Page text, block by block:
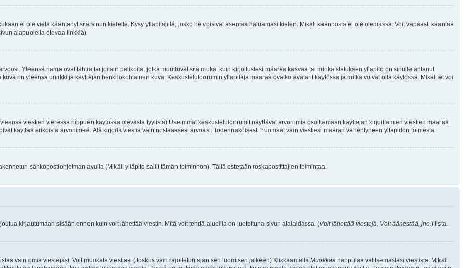
ei ole vielä kääntänyt sitä sinun kielelle. Kysy ylläpitäjiltä, josko he voisivat asentaa haluamasi kielen. Mikäli käännöstä ei ole olemassa. Voit vapaasti kääntää
alapuolella olevaa linkkiä).
Yleensä nämä ovat tähtiä tai joitain palikoita, jotka muuttuvat sitä muka, kuin kirjoitustesi määrää kasvaa tai minkä statuksen ylläpito on sinulle antanut.
on yleensä uniikki ja käyttäjän henkilökohtainen kuva. Keskustelufoorumin ylläpitäjä määrää ovatko avatarit käytössä ja mitkä voivat olla käytössä. Mikäli et voi
viestien vieressä riippuen käytössä olevasta tyylistä) Useimmat keskustelufoorumit näyttävät arvonimiä osoittamaan käyttäjän kirjoittamien viestien määrää
käyttää erikoista arvonimeä. Älä kirjoita viestiä vain nostaaksesi arvoasi. Todennäköisesti huomaat vain viestiesi määrän vähentyneen ylläpidon toimesta.
sähköpostiohjelman avulla (Mikäli ylläpito sallii tämän toiminnon). Tällä estetään roskapostittajien toimintaa.
kirjautumaan sisään ennen kuin voit lähettää viestin. Mitä voit tehdä alueilla on lueteltuna sivun alalaidassa. (Voit lähettää viestejä, Voit äänestää, jne. ) lista.
vain omia viestejäsi. Voit muokata viestiäsi (Joskus vain rajoitetun ajan sen luomisen jälkeen) Klikkaamalla Muokkaa nappulaa valitsemastasi viestistä. Mikäli